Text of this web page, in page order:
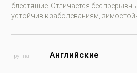
блестящие. Отличается
устойчив к заболеваниям,
Английские